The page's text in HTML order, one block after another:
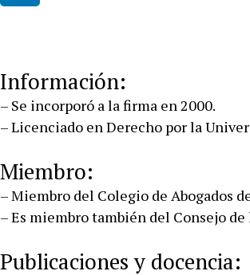
Información:
– Se incorporó a la firma en 2000.
– Licenciado en Derecho por la
Miembro:
– Miembro del Colegio de Abogados
– Es miembro también del Consejo
Publicaciones y docencia: